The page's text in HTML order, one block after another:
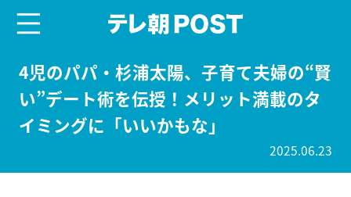
4児のパパ・杉浦太陽、子育て夫婦の“賢
い”デート術を伝授！メリット満載のタ
イミングに「いいかもな」
2025.06.23